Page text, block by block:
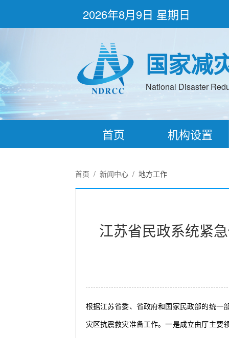
2026年8月9日 星期日
国家减
National Disaster
首页 机构设置
首页 / 新闻中心/ 地方工作
江苏省民政系统紧
根据江苏省委、省政府和国家民政部的统一
灾区抗震救灾准备工作。一是成立由厅主要